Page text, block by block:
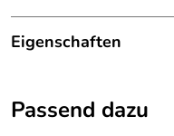
Eigenschaften
Artikelname:
Josina
Passend dazu